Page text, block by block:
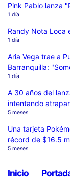
Pink Pablo lanza
1 día
Randy Nota Loca
1 día
Aria Vega trae a
Barranquilla:
1 día
A 30 años del
intentando
5 meses
Una tarjeta
récord de $16.5
5 meses
Inicio